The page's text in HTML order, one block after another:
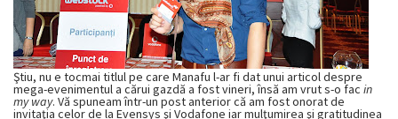
Ştiu, nu e tocmai titlul pe care Manafu l-ar fi dat unui articol despre
mega-evenimentul a cărui gazdă a fost vineri, însă am vrut s-o fac in
my way. Vă spuneam într-un post anterior că am fost onorat de
invitaţia celor de la Evensys şi Vodafone iar mulţumirea şi gratitudinea